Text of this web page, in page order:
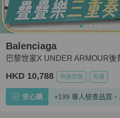
巴黎世家X UNDER ARMOUR後
Balenciaga
HKD 10,788 快速到貨 免運
安心購 +199 專人檢查品質